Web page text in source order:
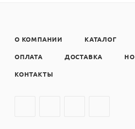
О КОМПАНИИ КАТАЛОГ
ОПЛАТА ДОСТАВКА
КОНТАКТЫ